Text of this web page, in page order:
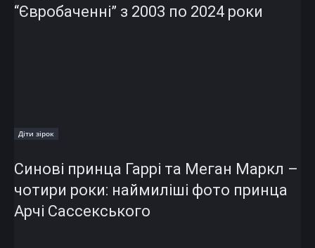
“Євробаченні” з 2003 по 2024 роки
Діти зірок
Синові принца Гаррі та Меган Маркл –
чотири роки: наймиліші фото принца
Арчі Сассекського